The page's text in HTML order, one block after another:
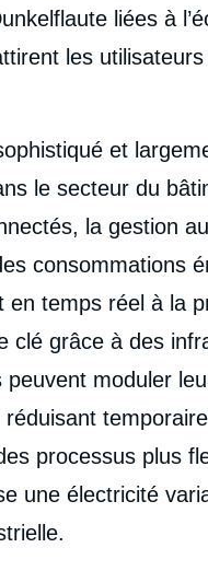
liées à
les utilisateurs
et
le secteur du
la gestion
consommations
en temps réel à la
clé grâce à des
peuvent moduler
réduisant
processus plus
une électricité
la